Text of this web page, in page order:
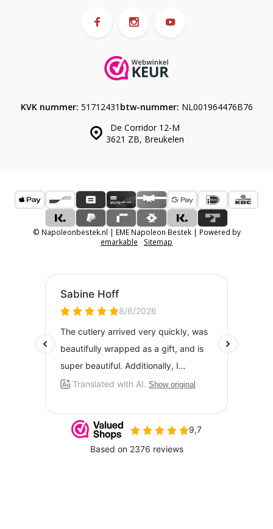
De Corridor 12-M
3621 ZB, Breukelen
KVK nummer: 51712431 btw-nummer: NL001964476B76
© Napoleonbestek.nl | EME Napoleon Bestek | Powered by
emarkable
Sitemap